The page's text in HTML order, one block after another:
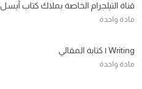
قناة التيلجرام الخاصة بملاك كتاب
مادة واحدة
Writing | كتابة المقالي
مادة واحدة